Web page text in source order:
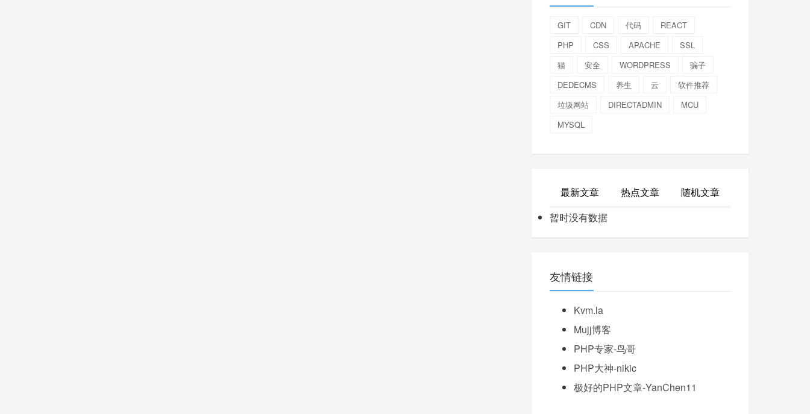
GIT CDN 代码
REACT
PHP
CSS APACHE
SSL
猫
安全 WORDPRESS
骗子
DEDECMS
养生 云
软件推荐
垃圾网站
DIRECTADMIN
MCU
MYSQL
最新文章 热点文章
随机文章
暂时没有数据
友情链接
Kvm.la
Mujj博客
PHP专家-鸟哥
PHP大神-nikic
极好的PHP文章-YanChen11